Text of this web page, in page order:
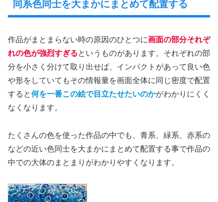
同系色同士を大まかにまとめて配置する
作品がまとまらない時の原因のひとつに画面の部分それぞ
れの色が強烈すぎるというものがあります。それぞれの部
分を小さく分けて取り出せば、インパクトがあって良い色
や形をしていてもその情報量を画面全体に同じ密度で配置
すると何を一番この絵で目立たせたいのかがわかりにくく
なくなります。
たくさんの色を使った作品の中でも、青系、緑系、赤系の
などの近い色同士を大まかにまとめて配置する事で作品の
中での大体のまとまりがわかりやすくなります。